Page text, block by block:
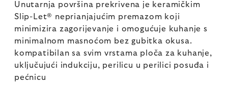
Unutarnja površina prekrivena je keramičkim
Slip-Let® neprianjajućim premazom koji
minimizira zagorijevanje i omogućuje kuhanje s
minimalnom masnoćom bez gubitka okusa.
kompatibilan sa svim vrstama ploča za kuhanje,
uključujući indukciju, perilicu u perilici posuđa i
pećnicu